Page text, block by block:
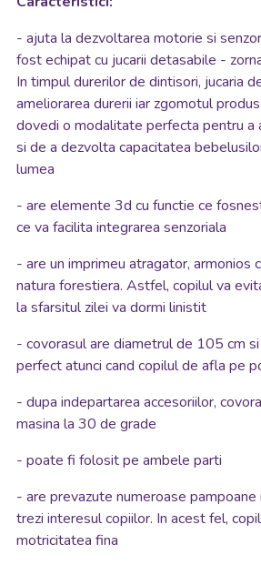
- ajuta la dezvoltarea motorie si
fost echipat cu jucarii detasabile -
In timpul durerilor de dintisori, jucaria
ameliorarea durerii iar zgomotul
dovedi o modalitate perfecta pentru a
si de a dezvolta capacitatea
lumea
- are elemente 3d cu functie ce
ce va facilita integrarea senzoriala
- are un imprimeu atragator, armonios
natura forestiera. Astfel, copilul va
la sfarsitul zilei va dormi linistit
- covorasul are diametrul de 105 cm
perfect atunci cand copilul de afla pe
- dupa indepartarea accesoriilor,
masina la 30 de grade
- poate fi folosit pe ambele parti
- are prevazute numeroase
trezi interesul copiilor. In acest fel,
motricitatea fina